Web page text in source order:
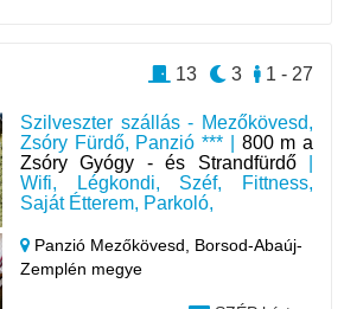
Szilveszter szállás - Mezőkövesd,
Zsóry Fürdő, Panzió *** | 800 m a
Zsóry Gyógy - és Strandfürdő|
Wifi, Légkondi, Széf, Fittness,
Saját Étterem, Parkoló,
Panzió Mezőkövesd, Borsod-Abaúj-
Zemplén megye
1 - 27
3
13